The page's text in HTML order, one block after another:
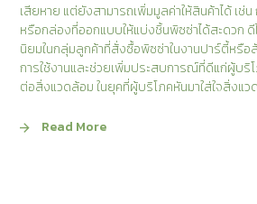
เสียหาย แต่ยังสามารถเพิ่มมูลค่าให้สินค้าได้ เช่
หรือกล่องที่ออกแบบให้แบ่งชิ้นพิซซ่าได้สะดวก
นิยมในกลุ่มลูกค้าที่สั่งซื้อพิซซ่าในงานปาร์ตี้หรือ
การใช้งานและช่วยเพิ่มประสบการณ์ที่ดีแก่ผู้บริ
ต่อสิ่งแวดล้อม ในยุคที่ผู้บริโภคหันมาใส่ใจสิ่งแ
Read More